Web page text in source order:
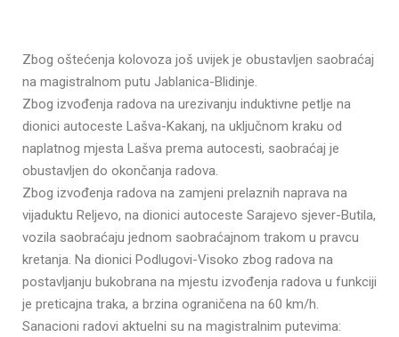
Zbog oštećenja kolovoza još uvijek je obustavljen saobraćaj
na magistralnom putu Jablanica-Blidinje.
Zbog izvođenja radova na urezivanju induktivne petlje na
dionici autoceste Lašva-Kakanj, na uključnom kraku od
naplatnog mjesta Lašva prema autocesti, saobraćaj je
obustavljen do okončanja radova.
Zbog izvođenja radova na zamjeni prelaznih naprava na
vijaduktu Reljevo, na dionici autoceste Sarajevo sjever-Butila,
vozila saobraćaju jednom saobraćajnom trakom u pravcu
kretanja. Na dionici Podlugovi-Visoko zbog radova na
postavljanju bukobrana na mjestu izvođenja radova u funkciji
je preticajna traka, a brzina ograničena na 60 km/h.
Sanacioni radovi aktuelni su na magistralnim putevima: